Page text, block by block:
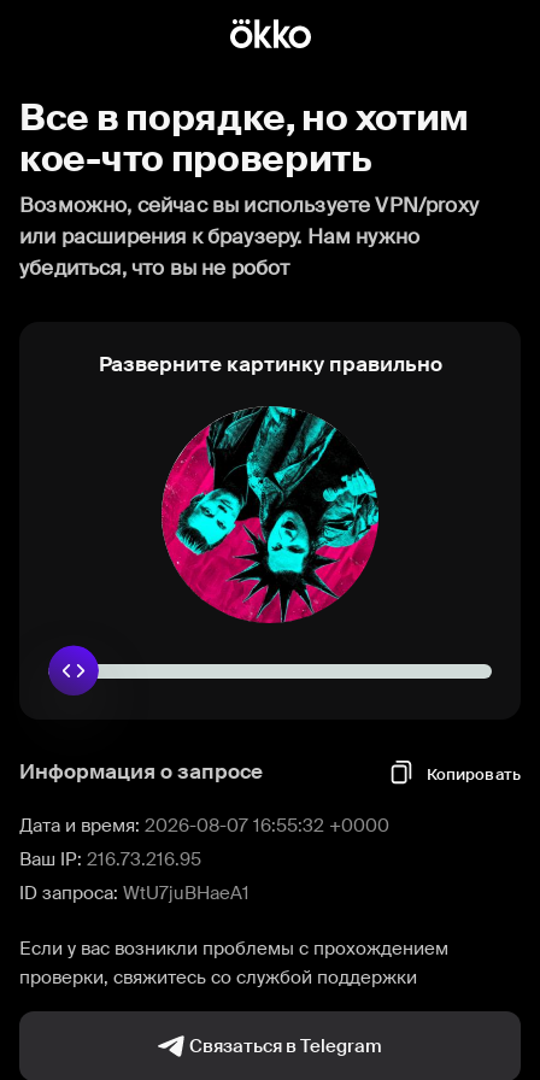
Все в порядке, но хотим
кое-что проверить
Возможно, сейчас вы используете VPN/proxy
или расширения к браузеру. Нам нужно
убедиться, что вы не робот
Разверните картинку правильно
Информация о запросе Копировать
Дата и время: 2026-08-07 16:55:32 +0000
Ваш IP: 216.73.216.95
ID запроса: WtU7juBHaeA1
Если у вас возникли проблемы с прохождением
проверки, свяжитесь со службой поддержки
Связаться в Telegram